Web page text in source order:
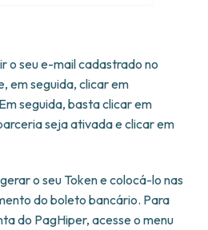
o seu e-mail cadastrado no
em seguida, clicar em
seguida, basta clicar em
seja ativada e clicar em
o seu Token e colocá-lo nas
do boleto bancário. Para
do PagHiper, acesse o menu